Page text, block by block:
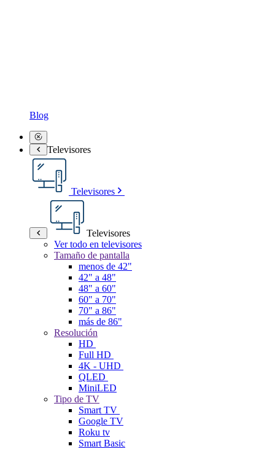
Blog
Televisores
Televisores
Televisores
Ver todo en televisores
Tamaño de pantalla
menos de 42"
42" a 48"
48" a 60"
60" a 70"
70" a 86"
más de 86"
Resolución
HD
Full HD
4K - UHD
QLED
MiniLED
Tipo de TV
Smart TV
Google TV
Roku tv
Smart Basic